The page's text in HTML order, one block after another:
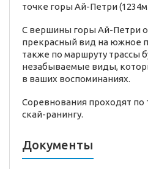
точке горы Ай-Петри
С вершины горы Ай-Петри
прекрасный вид на южное
также по маршруту трассы
незабываемые виды,
в ваших воспоминаниях.
Соревнования проходят по
скай-ранингу.
Документы